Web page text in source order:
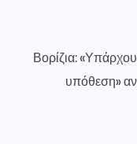
Βορίζια:
υπόθεση»